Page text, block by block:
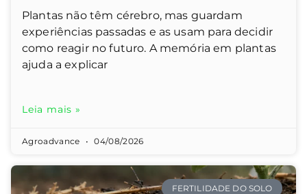
Plantas não têm cérebro, mas guardam
experiências passadas e as usam para decidir
como reagir no futuro. A memória em plantas
ajuda a explicar
Leia mais »
Agroadvance 04/08/2026
FERTILIDADE DO SOLO